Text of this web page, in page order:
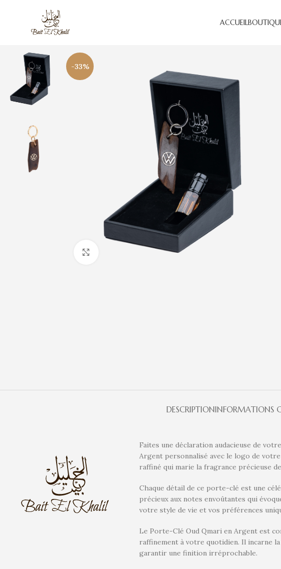
ACCUEIL
-33%
DESCRIPTIONINFORMATIONS
Faites une déclaration audacieuse de
Argent personnalisé avec le logo de
raffiné qui marie la fragrance précieuse
Chaque détail de ce porte-clé est une
précieux aux notes envoûtantes qui
votre style de vie et vos préférences
Le Porte-Clé Oud Qmari en Argent est
raffinement à votre quotidien. Il incarne
garantir une finition irréprochable.